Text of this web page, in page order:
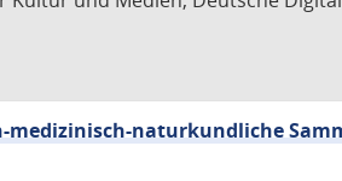
medizinisch-naturkundliche